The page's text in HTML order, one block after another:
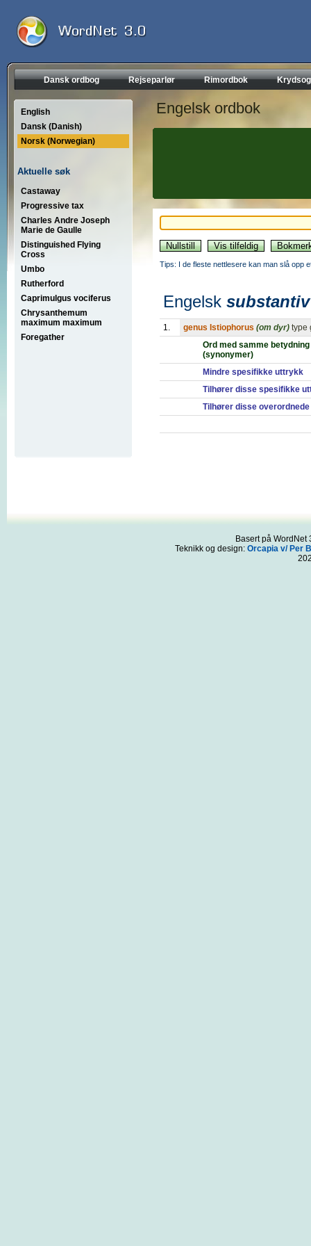
Dansk ordbog Rejseparlør Rimordbok
English
Dansk (Danish)
Norsk (Norwegian)
Aktuelle søk
Castaway
Progressive tax
Charles Andre Joseph
Marie de Gaulle
Distinguished Flying
Cross
Umbo
Rutherford
Caprimulgus vociferus
Chrysanthemum
maximum maximum
Foregather
Engelsk ordbok
Tips: I de fleste nettlesere kan man slå opp
Engelsk substantiv
1. genus Istiophorus (om dyr) type
Ord med samme betydning
(synonymer)
Mindre spesifikke uttrykk
Tilhører disse spesifikke
Tilhører disse
Basert på
Teknikk og design: Orcapia v/ Per